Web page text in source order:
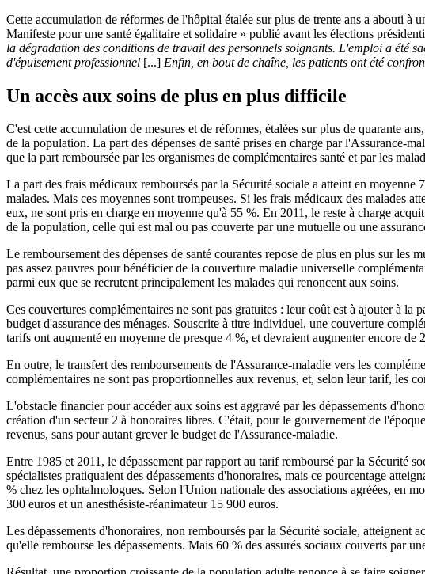
Cette accumulation de réformes de l'hôpital étalée sur plus de trente ans a abouti
Manifeste pour une santé égalitaire et solidaire » publié avant les élections
la dégradation des conditions de travail des personnels soignants. L'emploi a été
d'épuisement professionnel [...] Enfin, en bout de chaîne, les patients ont été
Un accès aux soins de plus en plus difficile
C'est cette accumulation de mesures et de réformes, étalées sur plus de quarante
de la population. La part des dépenses de santé prises en charge par l'Assurance-
que la part remboursée par les organismes de complémentaires santé et par les
La part des frais médicaux remboursés par la Sécurité sociale a atteint en moyenne
malades. Mais ces moyennes sont trompeuses. Si les frais médicaux des malades
eux, ne sont pris en charge en moyenne qu'à 55 %. En 2011, le reste à charge
de la population, celle qui est mal ou pas couverte par une mutuelle ou une
Le remboursement des dépenses de santé courantes repose de plus en plus sur
pas assez pauvres pour bénéficier de la couverture maladie universelle
parmi eux que se recrutent principalement les malades qui renoncent aux soins.
Ces couvertures complémentaires ne sont pas gratuites : leur coût est à ajouter à
budget d'assurance des ménages. Souscrite à titre individuel, une couverture
tarifs ont augmenté en moyenne de presque 4 %, et devraient augmenter encore de
En outre, le transfert des remboursements de l'Assurance-maladie vers les
complémentaires ne sont pas proportionnelles aux revenus, et, selon leur tarif, les
L'obstacle financier pour accéder aux soins est aggravé par les dépassements
création d'un secteur 2 à honoraires libres. C'était, pour le gouvernement de
revenus, sans pour autant grever le budget de l'Assurance-maladie.
Entre 1985 et 2011, le dépassement par rapport au tarif remboursé par la Sécurité
spécialistes pratiquaient des dépassements d'honoraires, mais ce pourcentage
% chez les ophtalmologues. Selon l'Union nationale des associations agréées, en
300 euros et un anesthésiste-réanimateur 15 900 euros.
Les dépassements d'honoraires, non remboursés par la Sécurité sociale,
qu'elle rembourse les dépassements. Mais 60 % des assurés sociaux couverts par